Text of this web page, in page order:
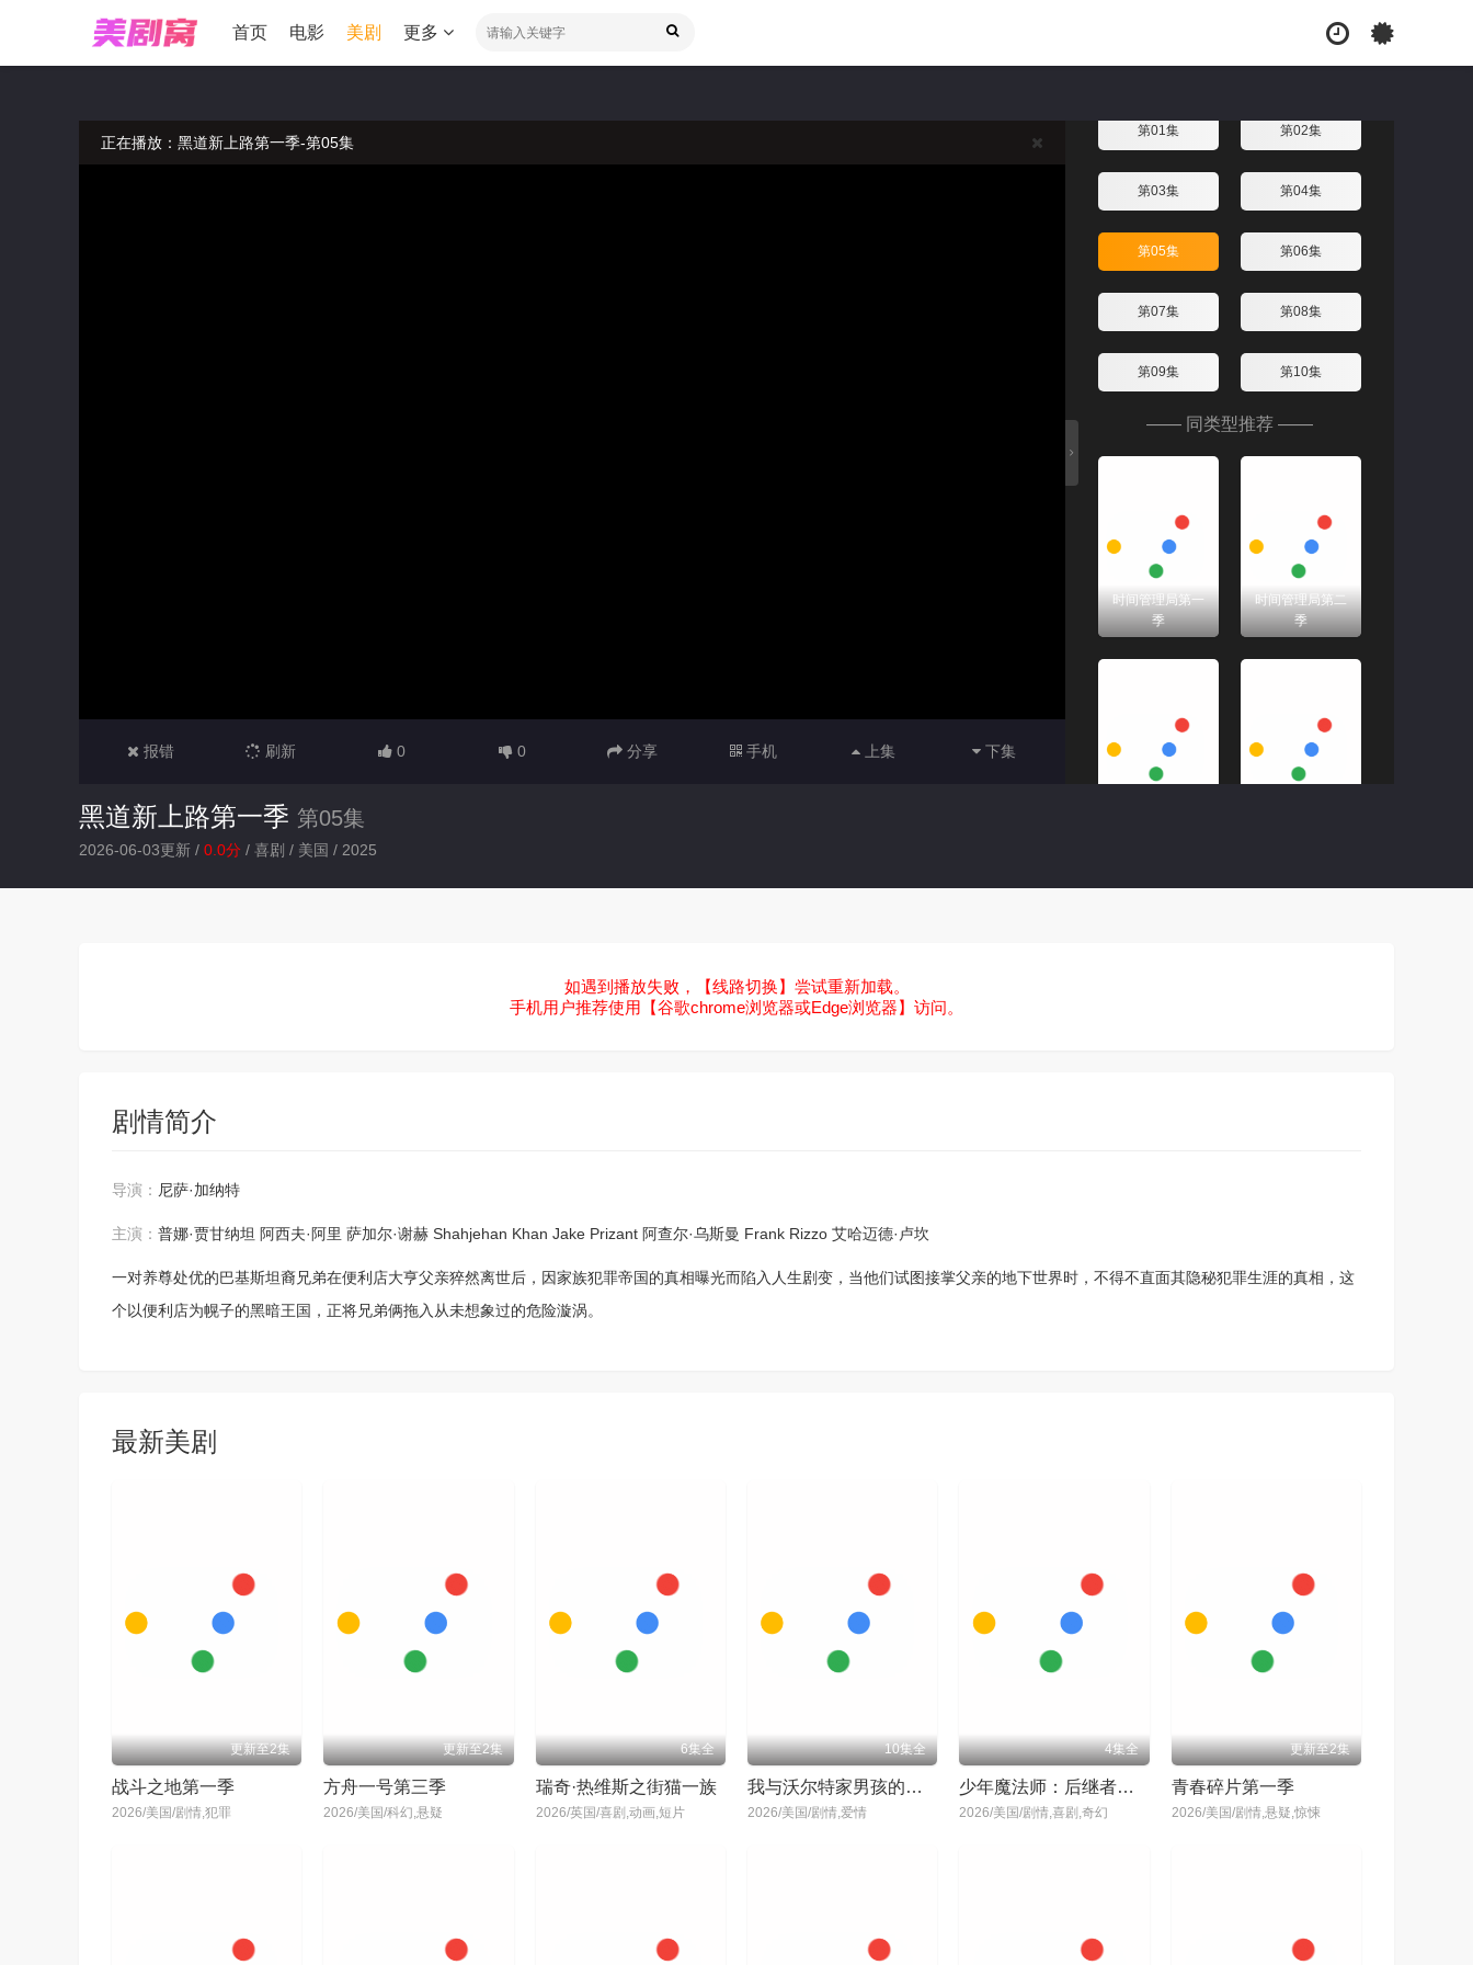
首页 电影 美剧 更多
正在播放：黑道新上路第一季-第05集
报错 刷新 0 0 分享 手机 上集 下集
第01集 第02集
第03集 第04集
第05集 第06集
第07集 第08集
第09集 第10集
—— 同类型推荐 ——
时间管理局第一
季
时间管理局第二
季
黑道新上路第一季 第05集
2026-06-03更新 / 0.0分 / 喜剧 / 美国 / 2025
如遇到播放失败，【线路切换】尝试重新加载。
手机用户推荐使用【谷歌chrome浏览器或Edge浏览器】访问。
剧情简介
导演： 尼萨·加纳特
主演： 普娜·贾甘纳坦 阿西夫·阿里 萨加尔·谢赫 Shahjehan Khan Jake Prizant 阿查尔·乌斯曼 Frank Rizzo 艾哈迈德·卢坎
一对养尊处优的巴基斯坦裔兄弟在便利店大亨父亲猝然离世后，因家族犯罪帝国的真相曝光而陷入人生剧变，当他们试图接掌父亲的地下世界时，不得不直面其隐秘犯罪生涯的真相，这
个以便利店为幌子的黑暗王国，正将兄弟俩拖入从未想象过的危险漩涡。
最新美剧
更新至2集
战斗之地第一季
2026/美国/剧情,犯罪
更新至2集
方舟一号第三季
2026/美国/科幻,悬疑
6集全
瑞奇·热维斯之街猫一族
2026/英国/喜剧,动画,短片
10集全
我与沃尔特家男孩的生活第三季
2026/美国/剧情,爱情
4集全
少年魔法师：后继者第三季
2026/美国/剧情,喜剧,奇幻
更新至2集
青春碎片第一季
2026/美国/剧情,悬疑,惊悚